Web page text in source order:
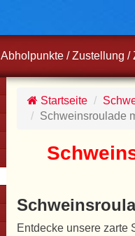
Abholpunkte / Zustellung /
Startseite
Schweinsroulade
Entdecke unsere zarte